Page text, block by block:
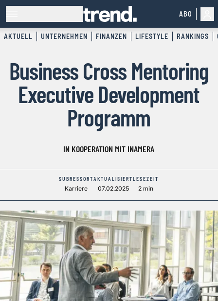
ABO
AKTUELL UNTERNEHMEN FINANZEN LIFESTYLE RANKINGS
Business Cross Mentoring
Executive Development
Programm
IN KOOPERATION MIT INAMERA
SUBRESSORT
Karriere
AKTUALISIERT
07.02.2025
LESEZEIT
2 min